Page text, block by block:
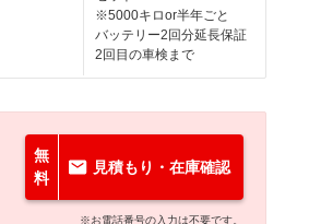
※5000キロor半年ごと
バッテリー2回分延長保証
2回目の車検まで
無
料
見積もり・在庫確認
※お電話番号の入力は不要です。